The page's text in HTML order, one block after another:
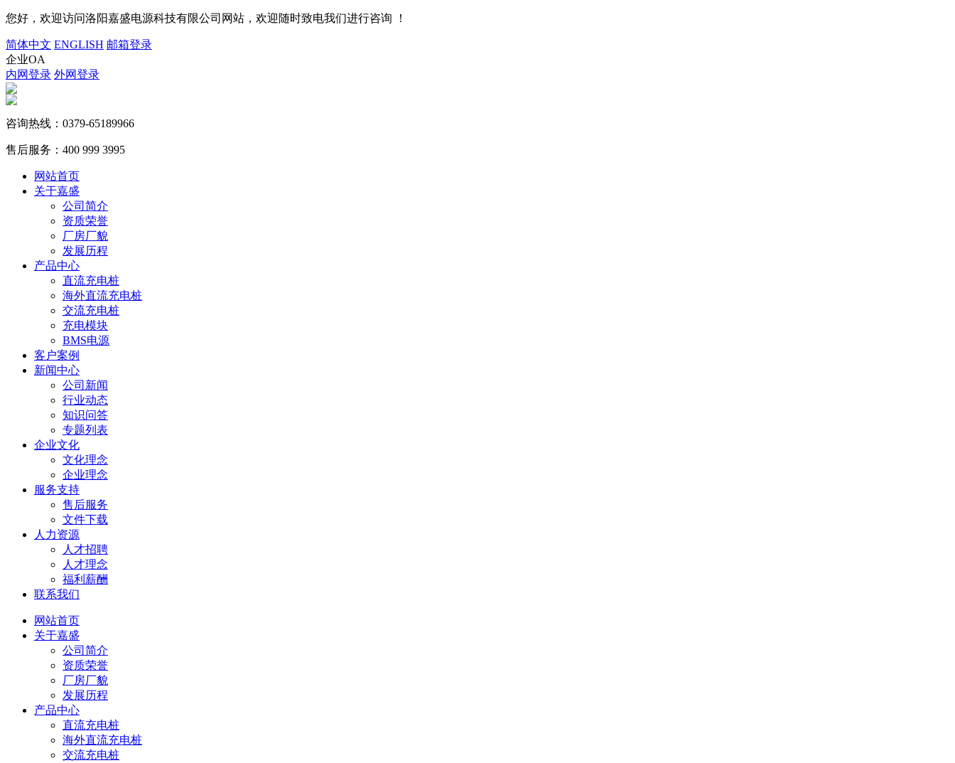
您好，欢迎访问洛阳嘉盛电源科技有限公司网站，欢迎随时致电我们进行咨询 ！
简体中文 ENGLISH 邮箱登录
企业OA
内网登录 外网登录
咨询热线： 0379-65189966
售后服务： 400 999 3995
网站首页
关于嘉盛
公司简介
资质荣誉
厂房厂貌
发展历程
产品中心
直流充电桩
海外直流充电桩
交流充电桩
充电模块
BMS电源
客户案例
新闻中心
公司新闻
行业动态
知识问答
专题列表
企业文化
文化理念
企业理念
服务支持
售后服务
文件下载
人力资源
人才招聘
人才理念
福利薪酬
联系我们
网站首页
关于嘉盛
公司简介
资质荣誉
厂房厂貌
发展历程
产品中心
直流充电桩
海外直流充电桩
交流充电桩